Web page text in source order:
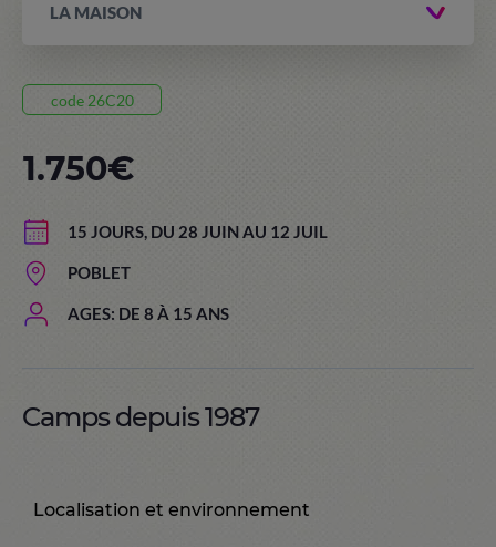
LA MAISON
code 26C20
15 JOURS, DU 28 JUIN AU 12 JUIL
POBLET
AGES: DE 8 À 15 ANS
1.750€
Camps depuis 1987
Localisation et environnement